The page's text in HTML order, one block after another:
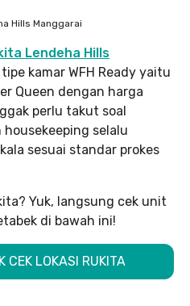
Hills Manggarai
Lendeha Hills
kamar WFH Ready yaitu
Queen dengan harga
perlu takut soal
selalu
sesuai standar prokes
Yuk, langsung cek unit
di bawah ini!
CEK LOKASI RUKITA